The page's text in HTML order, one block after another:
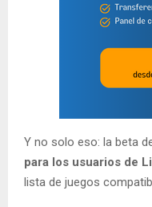
Y no solo eso: la beta
para los usuarios de
lista de juegos